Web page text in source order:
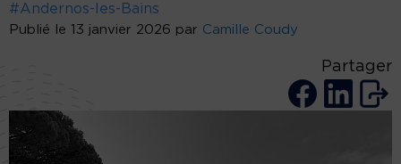
#Andernos-les-Bains
Publié le 13 janvier 2026 par Camille Coudy
Partager